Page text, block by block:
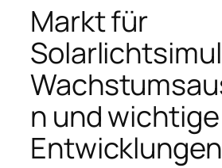
Markt für
n und wichtige
Entwicklungen